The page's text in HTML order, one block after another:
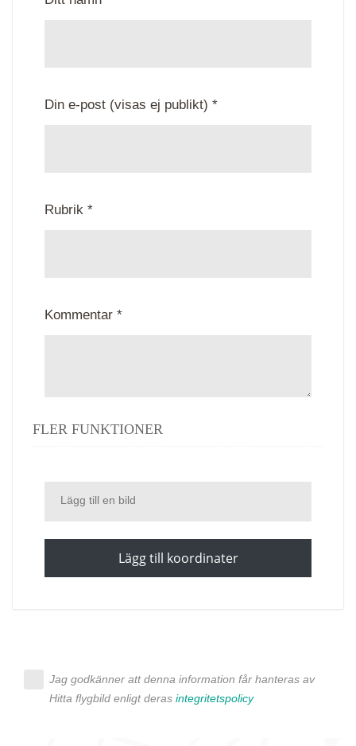
Din e-post (visas ej publikt) *
Rubrik *
Kommentar *
FLER FUNKTIONER
Lägg till en bild
Lägg till koordinater
Jag godkänner att denna information får hanteras av
Hitta flygbild enligt deras integritetspolicy